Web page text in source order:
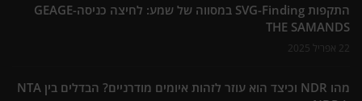
התקפות SVG-Finding במסווה של שמע: לחיצה כניסה-GEAGE
THE SAMANDS
22 אפריל 2025
מהו NDR וכיצד הוא עוזר לזהות איומים מודרניים? הבדלים בין NTA